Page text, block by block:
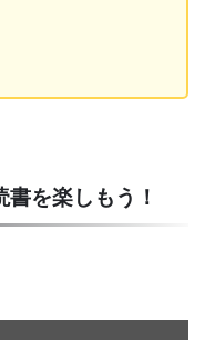
を楽しもう！